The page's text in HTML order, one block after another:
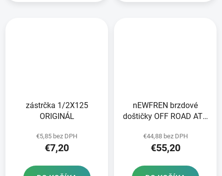
zástrčka 1/2X125
ORIGINÁL
€5,85 bez DPH
€7,20
nEWFREN brzdové
doštičky OFF ROAD ATV
€44,88 bez DPH
€55,20